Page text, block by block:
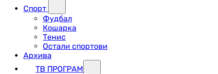
Спорт
Фудбал
Кошарка
Тенис
Остали спортови
Архива
ТВ ПРОГРАМ